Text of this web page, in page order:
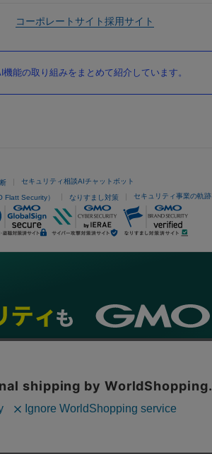
コーポレートサイト採用サイト
能の取り組みをまとめて紹介しています。
セキュリティ相談AIチャットボット
Flatt Security） なりすまし対策 セキュリティ事業の軌跡